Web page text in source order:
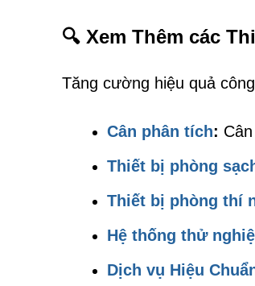
🔍 Xem Thêm các
Tăng cường hiệu quả
Cân phân tích:
Thiết bị phòng
Thiết bị phòng thí
Hệ thống thử
Dịch vụ Hiệu